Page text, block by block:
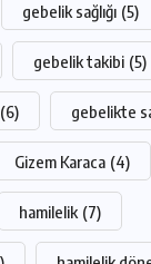
gebelik sağlığı (5)
gebelik takibi (5)
(6) gebelikte
Gizem Karaca (4)
hamilelik (7)